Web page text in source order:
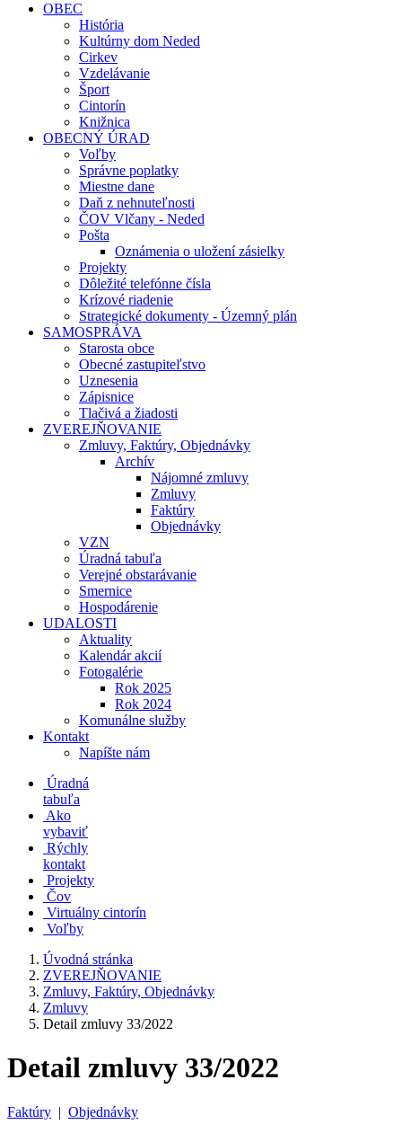
OBEC
História
Kultúrny dom Neded
Cirkev
Vzdelávanie
Šport
Cintorín
Knižnica
OBECNÝ ÚRAD
Voľby
Správne poplatky
Miestne dane
Daň z nehnuteľnosti
ČOV Vlčany - Neded
Pošta
Oznámenia o uložení zásielky
Projekty
Dôležité telefónne čísla
Krízové riadenie
Strategické dokumenty - Územný plán
SAMOSPRÁVA
Starosta obce
Obecné zastupiteľstvo
Uznesenia
Zápisnice
Tlačivá a žiadosti
ZVEREJŇOVANIE
Zmluvy, Faktúry, Objednávky
Archív
Nájomné zmluvy
Zmluvy
Faktúry
Objednávky
VZN
Úradná tabuľa
Verejné obstarávanie
Smernice
Hospodárenie
UDALOSTI
Aktuality
Kalendár akcií
Fotogalérie
Rok 2025
Rok 2024
Komunálne služby
Kontakt
Napíšte nám
Úradná
tabuľa
Ako
vybaviť
Rýchly
kontakt
Projekty
Čov
Virtuálny cintorín
Voľby
Úvodná stránka
ZVEREJŇOVANIE
Zmluvy, Faktúry, Objednávky
Zmluvy
Detail zmluvy 33/2022
Detail zmluvy 33/2022
Faktúry | Objednávky